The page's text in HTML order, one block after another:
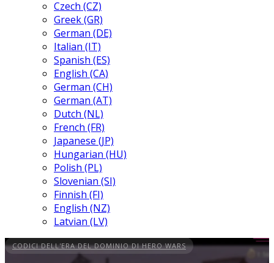
Czech (CZ)
Greek (GR)
German (DE)
Italian (IT)
Spanish (ES)
English (CA)
German (CH)
German (AT)
Dutch (NL)
French (FR)
Japanese (JP)
Hungarian (HU)
Polish (PL)
Slovenian (SI)
Finnish (FI)
English (NZ)
Latvian (LV)
CODICI DELL'ERA DEL DOMINIO DI HERO WARS